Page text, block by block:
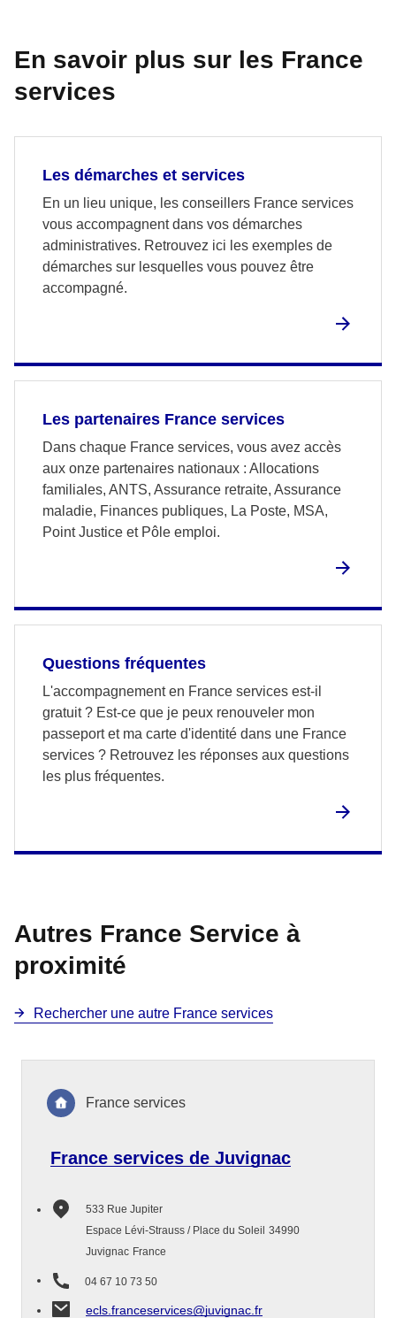
En savoir plus sur les France
services
Les démarches et services
En un lieu unique, les conseillers France services
vous accompagnent dans vos démarches
administratives. Retrouvez ici les exemples de
démarches sur lesquelles vous pouvez être
accompagné.
Les partenaires France services
Dans chaque France services, vous avez accès
aux onze partenaires nationaux : Allocations
familiales, ANTS, Assurance retraite, Assurance
maladie, Finances publiques, La Poste, MSA,
Point Justice et Pôle emploi.
Questions fréquentes
L'accompagnement en France services est-il
gratuit ? Est-ce que je peux renouveler mon
passeport et ma carte d'identité dans une France
services ? Retrouvez les réponses aux questions
les plus fréquentes.
Autres France Service à
proximité
Rechercher une autre France services
France services de Juvignac
533 Rue Jupiter
Espace Lévi-Strauss / Place du Soleil 34990
Juvignac France
04 67 10 73 50
ecls.franceservices@juvignac.fr
France services